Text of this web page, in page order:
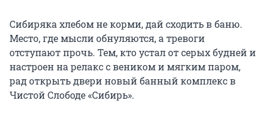
Сибиряка хлебом не корми, дай сходить в баню.
Место, где мысли обнуляются, а тревоги
отступают прочь. Тем, кто устал от серых будней и
настроен на релакс с веником и мягким паром,
рад открыть двери новый банный комплекс в
Чистой Слободе «Сибирь».